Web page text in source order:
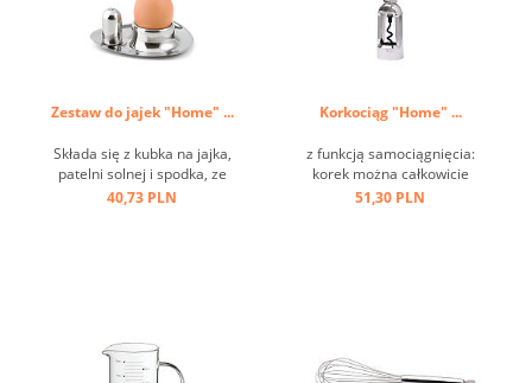
Zestaw do jajek "Home" ...
Składa się z kubka na jajka,
patelni solnej i spodka, ze
stali nierdzewnej ...
40,73 PLN
Korkociąg "Home" ...
z funkcją samociągnięcia:
korek można całkowicie
usunąć przez obrót, łatwość
51,30 PLN